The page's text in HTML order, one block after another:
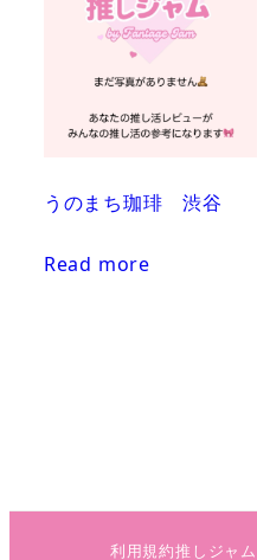
うのまち珈琲 渋谷
Read more
利用規約推しジャ